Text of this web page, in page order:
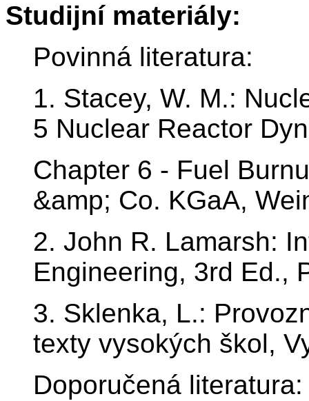
Studijní materiály:
Povinná literatura:
1. Stacey, W. M.:
5 Nuclear Reactor
Chapter 6 - Fuel
&amp; Co. KGaA,
2. John R. Lamarsh:
Engineering, 3rd Ed.,
3. Sklenka, L.:
texty vysokých škol,
Doporučená literatura: